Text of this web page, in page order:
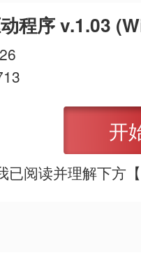
程序 v.1.03
开
已阅读并理解下方